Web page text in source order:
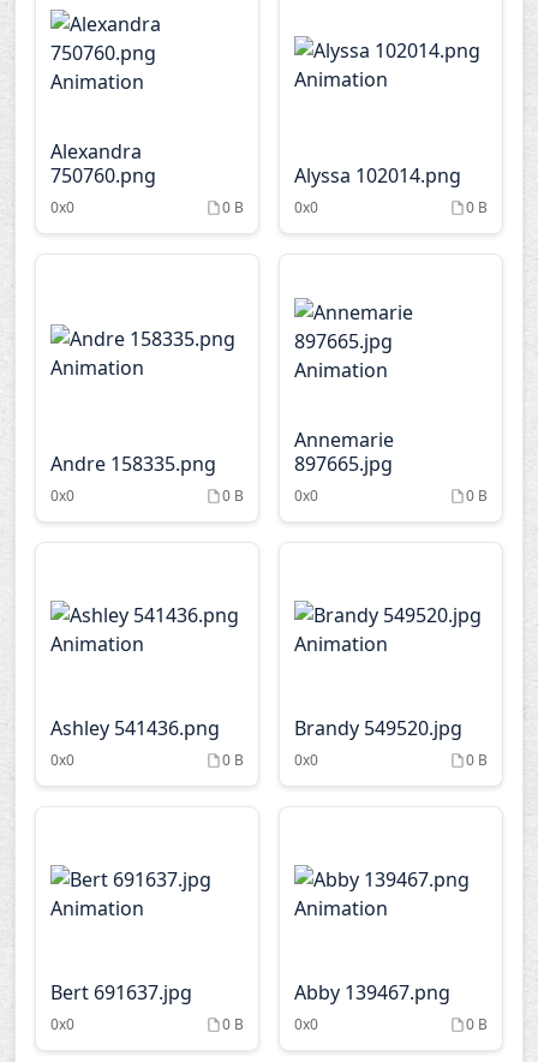
U
Y Z
Alexandra
750760.png
0x0 0 B
Alyssa 102014.png
0x0 0 B
Andre 158335.png
0x0 0 B
Annemarie
897665.jpg
0x0 0 B
Ashley 541436.png
0x0 0 B
Brandy 549520.jpg
0x0 0 B
Bert 691637.jpg
0x0 0 B
Abby 139467.png
0x0 0 B